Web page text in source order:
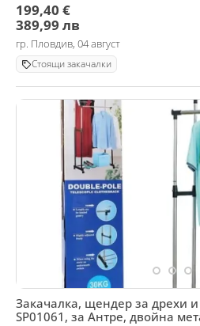
199,40 €
389,99 лв
гр. Пловдив, 04 август
Стоящи закачалки
Закачалка, щендер за дрехи
SP01061, за Антре, двойна